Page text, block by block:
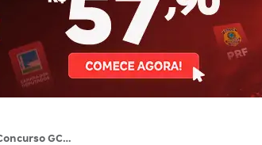
Concurso GCM Conceição da Feira BA: inscrições abertas!